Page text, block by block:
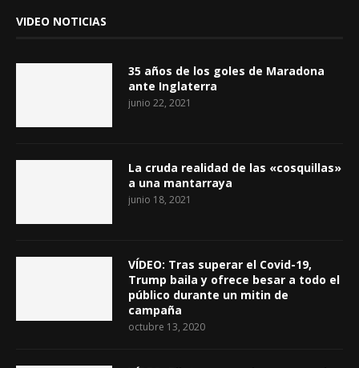
VIDEO NOTICIAS
35 años de los goles de Maradona
ante Inglaterra
junio 22, 2021
La cruda realidad de las «cosquillas»
a una mantarraya
junio 18, 2021
VÍDEO: Tras superar el Covid-19,
Trump baila y ofrece besar a todo el
público durante un mitin de
campaña
octubre 13, 2020